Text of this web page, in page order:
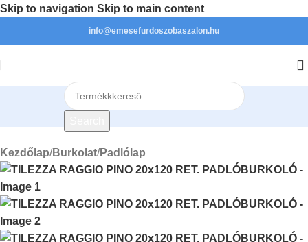
Skip to navigation Skip to main content
info@emesefurdoszobaszalon.hu
Kezdőlap/Burkolat/Padlólap